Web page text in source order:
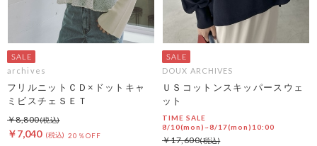
archives
フリルニットＣＤ×ドットキャ
ミビスチェＳＥＴ
￥7,040 20％OFF
￥8,800
DOUX ARCHIVES
ＵＳコットンスキッパースウェ
ット
TIME SALE
8/10(mon)~8/17(mon)10:00
￥17,600